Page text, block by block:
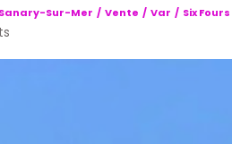
présentation de notre
demande de contrat de
maison villa
appartement
Sur-Mer Vente Var Six